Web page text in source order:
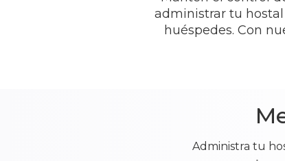
administrar tu
huéspedes. Con
Administra tu